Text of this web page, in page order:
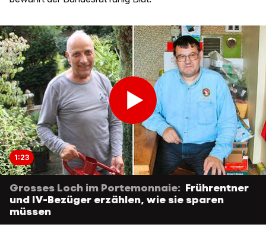
1:23
Grosses Loch im Portemonnaie: Frührentner
und IV-Bezüger erzählen, wie sie sparen
müssen